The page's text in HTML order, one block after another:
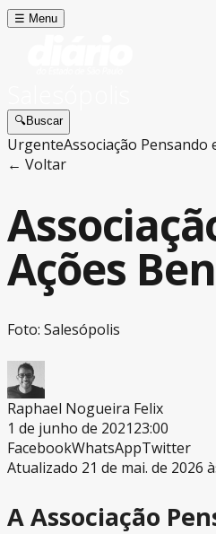
☰ Menu
🔍Buscar
UrgenteAssociação Pensando
← Voltar
Ações
Foto: Salesópolis
Raphael Nogueira Felix
1 de junho de 202123:00
FacebookWhatsAppTwitter
Atualizado 21 de mai. de 2026
A Associação